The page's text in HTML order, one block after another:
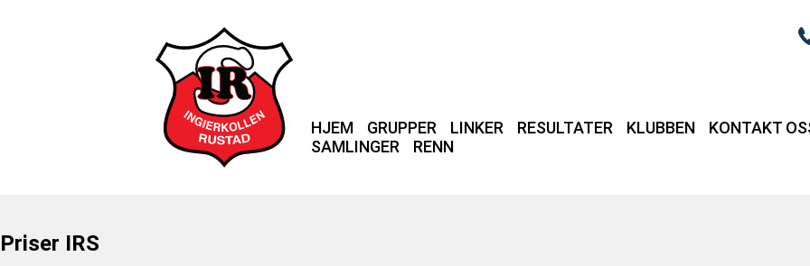
HJEM GRUPPER LINKER RESULTATER KLUBBEN
KONTAKT
SAMLINGER
RENN
Priser IRS